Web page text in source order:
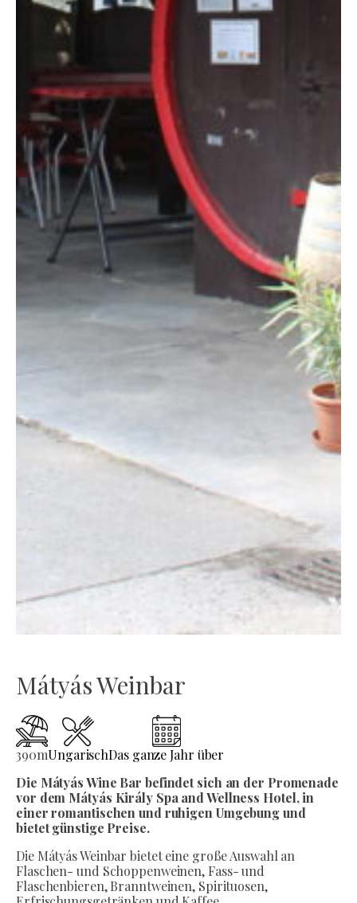
Mátyás Weinbar
390mUngarischDas ganze Jahr über
Die Mátyás Wine Bar befindet sich an der Promenade
vor dem Mátyás Király Spa and Wellness Hotel, in
einer romantischen und ruhigen Umgebung und
bietet günstige Preise.
Die Mátyás Weinbar bietet eine große Auswahl an
Flaschen- und Schoppenweinen, Fass- und
Flaschenbieren, Branntweinen, Spirituosen,